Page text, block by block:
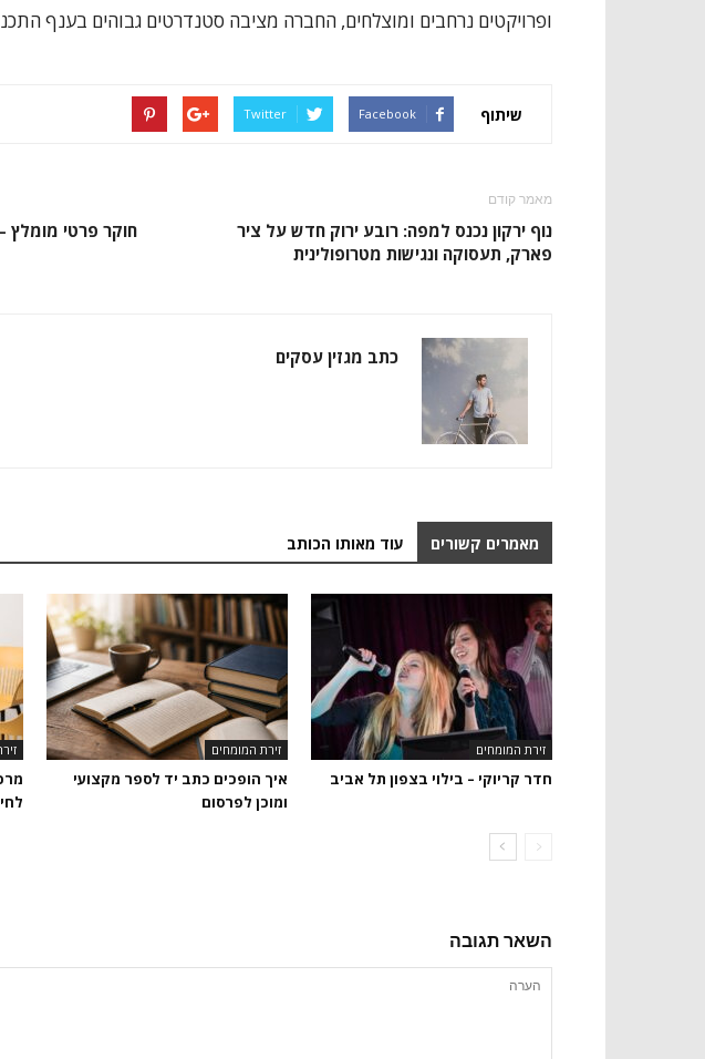
ופרויקטים נרחבים ומוצלחים, החברה מציבה סטנדרטים גבוהים בענף
שיתוף Facebook
Twitter
מאמר קודם
נוף ירקון נכנס למפה: רובע ירוק חדש על ציר
פארק, תעסוקה ונגישות מטרופולינית
חוקר פרטי מומלץ
כתב מגזין עסקים
מאמרים קשורים עוד מאותו הכותב
זירת המומחים
חדר קריוקי – בילוי בצפון תל אביב
זירת המומחים
איך הופכים כתב יד לספר מקצועי
ומוכן לפרסום
השאר תגובה